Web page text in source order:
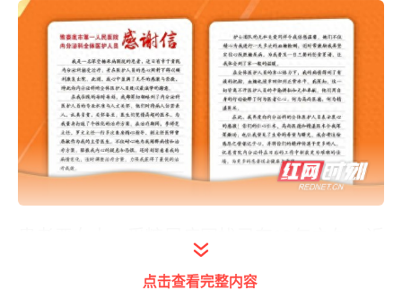
患者严女士，受糖尿病困扰已有13年之久，近
加重，血糖已升至13mmol/L。为寻求标准化
点击查看完整内容